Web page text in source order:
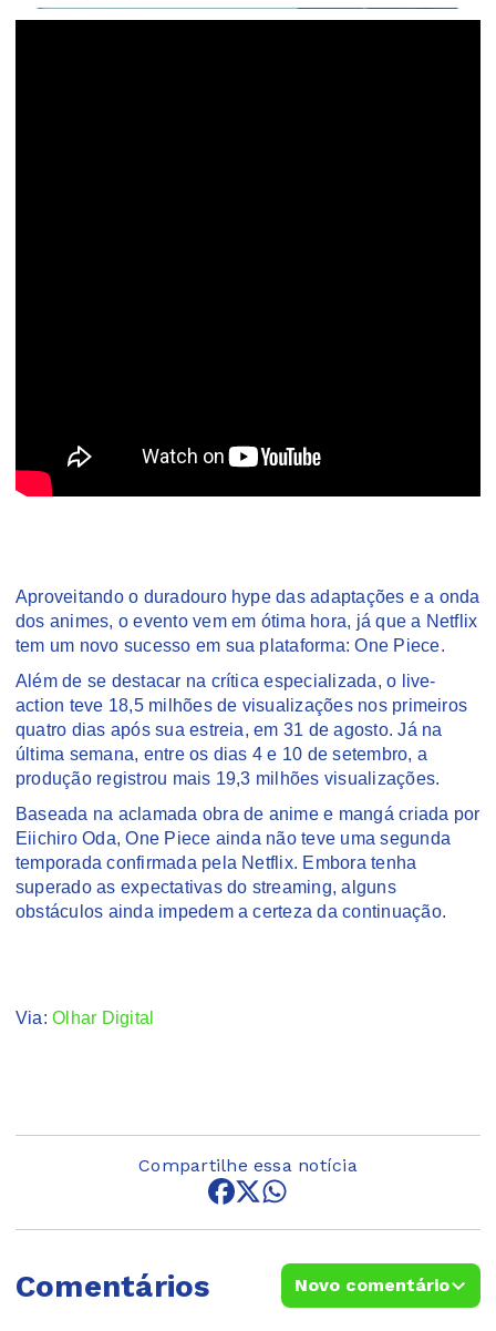
Aproveitando o duradouro hype das adaptações e a onda
dos animes, o evento vem em ótima hora, já que a Netflix
tem um novo sucesso em sua plataforma: One Piece.
Além de se destacar na crítica especializada, o live-
action teve 18,5 milhões de visualizações nos primeiros
quatro dias após sua estreia, em 31 de agosto. Já na
última semana, entre os dias 4 e 10 de setembro, a
produção registrou mais 19,3 milhões visualizações.
Baseada na aclamada obra de anime e mangá criada por
Eiichiro Oda, One Piece ainda não teve uma segunda
temporada confirmada pela Netflix. Embora tenha
superado as expectativas do streaming, alguns
obstáculos ainda impedem a certeza da continuação.
Via:Olhar Digital
Compartilhe essa notícia
Comentários Novo comentário